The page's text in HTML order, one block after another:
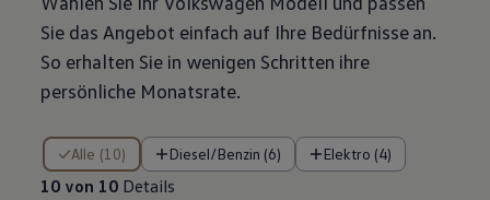
Sie das Angebot einfach auf Ihre Bedürfnisse an.
So erhalten Sie in wenigen Schritten ihre
persönliche Monatsrate.
Alle (10) Diesel/Benzin (6) Elektro (4)
10 von 10 Details
10 von 10 Details